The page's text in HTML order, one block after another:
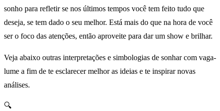
sonho para refletir se nos últimos tempos você tem feito tudo que
deseja, se tem dado o seu melhor. Está mais do que na hora de você
ser o foco das atenções, então aproveite para dar um show e brilhar.
Veja abaixo outras interpretações e simbologias de sonhar com vaga-
lume a fim de te esclarecer melhor as ideias e te inspirar novas
análises.
🔍